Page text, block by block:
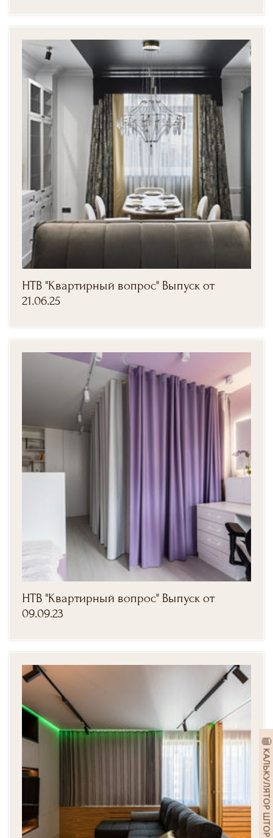
КАЛЬКУЛЯТОР ШТОР
НТВ "Квартирный вопрос" Выпуск от
21.06.25
НТВ "Квартирный вопрос" Выпуск от
09.09.23